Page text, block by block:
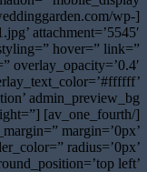
wp-
attachment=’5545′
hover=” link=”
overlay_opacity=’0.4′
margin=’0px’
radius=’0px’
left’